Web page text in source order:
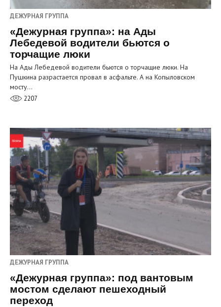
ДЕЖУРНАЯ ГРУППА
«Дежурная группа»: на Ады
Лебедевой водители бьются о
торчащие люки
На Ады Лебедевой водители бьются о торчащие люки. На
Пушкина разрастается провал в асфальте. А на Копыловском
мосту…
2207
ДЕЖУРНАЯ ГРУППА
«Дежурная группа»: под вантовым
мостом сделают пешеходный
переход